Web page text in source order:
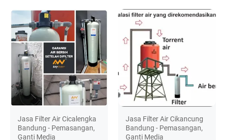
Jasa Filter Air Cicalengka
Bandung - Pemasangan,
Ganti Media
Jasa Filter Air Cikancung
Bandung - Pemasangan,
Ganti Media